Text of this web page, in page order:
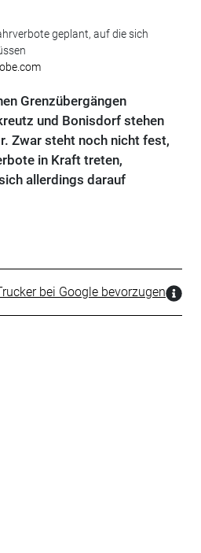
geplant, auf die sich
Grenzübergängen
und Bonisdorf stehen
Zwar steht noch nicht fest,
in Kraft treten,
allerdings darauf
bei Google bevorzugen